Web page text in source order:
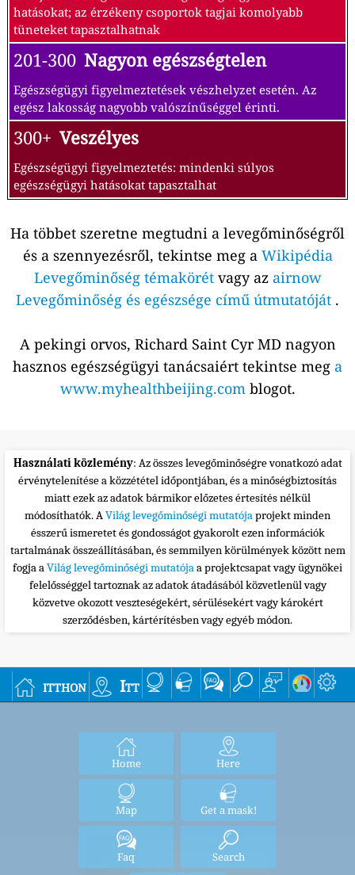
hatásokat; az érzékeny csoportok tagjai komolyabb
tüneteket tapasztalhatnak
201-300 Nagyon egészségtelen
Egészségügyi figyelmeztetések vészhelyzet esetén. Az
egész lakosság nagyobb valószínűséggel érinti.
300+ Veszélyes
Egészségügyi figyelmeztetés: mindenki súlyos
egészségügyi hatásokat tapasztalhat
Ha többet szeretne megtudni a levegőminőségről
és a szennyezésről, tekintse meg a Wikipédia
Levegőminőség témakörétvagy az airnow
Levegőminőség és egészsége című útmutatóját .
A pekingi orvos, Richard Saint Cyr MD nagyon
hasznos egészségügyi tanácsaiért tekintse meg a
www.myhealthbeijing.comblogot.
Használati közlemény: Az összes levegőminőségre vonatkozó adat
érvénytelenítése a közzététel időpontjában, és a minőségbiztosítás
miatt ezek az adatok bármikor előzetes értesítés nélkül
módosíthatók. AVilág levegőminőségi mutatójaprojekt minden
ésszerű ismeretet és gondosságot gyakorolt ezen információk
tartalmának összeállításában, és semmilyen körülmények között nem
fogja aVilág levegőminőségi mutatójaa projektcsapat vagy ügynökei
felelősséggel tartoznak az adatok átadásából közvetlenül vagy
közvetve okozott veszteségekért, sérülésekért vagy károkért
szerződésben, kártérítésben vagy egyéb módon.
itthon Itt
Home Here
Map Get a mask!
Faq Search